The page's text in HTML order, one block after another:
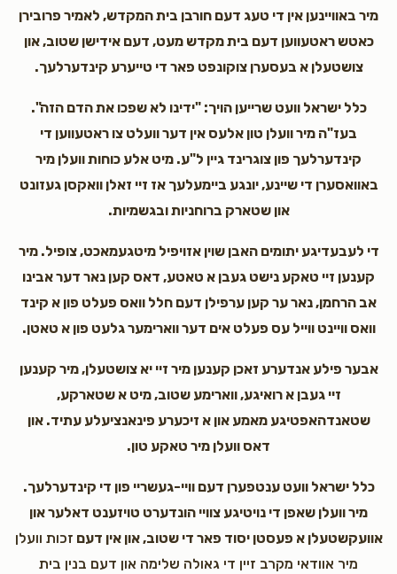
מיר באוויינען אין די טעג דעם חורבן בית המקדש, לאמיר פרובירן
כאטש ראטעווען דעם בית מקדש מעט, דעם אידישן שטוב, און
צושטעלן א בעסערן צוקונפט פאר די טייערע קינדערלעך.
כלל ישראל וועט שרייען הויך: "ידינו לא שפכו את הדם הזה".
בעז"ה מיר וועלן טון אלעס אין דער וועלט צו ראטעווען די
קינדערלעך פון צוגרינד גיין ל"ע. מיט אלע כוחות וועלן מיר
באוואסערן די שיינע, יונגע ביימעלעך אז זיי זאלן וואקסן געזונט
און שטארק ברוחניות ובגשמיות.
די לעבעדיגע יתומים האבן שוין אזויפיל מיטגעמאכט, צופיל. מיר
קענען זיי טאקע נישט געבן א טאטע, דאס קען נאר דער אבינו
אב הרחמן, נאר ער קען ערפילן דעם חלל וואס פעלט פון א קינד
וואס וויינט ווייל עס פעלט אים דער ווארימער גלעט פון א טאטן.
אבער פילע אנדערע זאכן קענען מיר זיי יא צושטעלן, מיר קענען
זיי געבן א רואיגע, ווארימע שטוב, מיט א שטארקע,
שטאנדהאפטיגע מאמע און א זיכערע פינאנציעלע עתיד. און
דאס וועלן מיר טאקע טון.
כלל ישראל וועט ענטפערן דעם וויי-געשריי פון די קינדערלעך.
מיר וועלן שאפן די נויטיגע צוויי הונדערט טויזענט דאלער און
אוועקשטעלן א פעסטן יסוד פאר די שטוב, און אין דעם זכות וועלן
מיר אוודאי מקרב זיין די גאולה שלימה און דעם בנין בית